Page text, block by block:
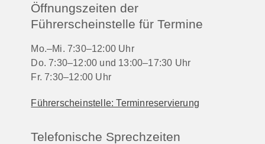
Öffnungszeiten der
Führerscheinstelle für Termine
Mo.–Mi. 7:30–12:00 Uhr
Do. 7:30–12:00 und 13:00–17:30 Uhr
Fr. 7:30–12:00 Uhr
Führerscheinstelle: Terminreservierung
Telefonische Sprechzeiten